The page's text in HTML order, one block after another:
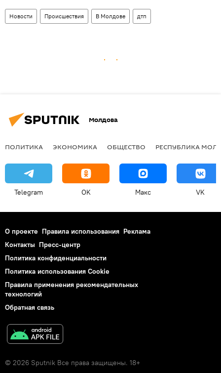
Новости Происшествия В Молдове дтп
Молдова
ПОЛИТИКА ЭКОНОМИКА ОБЩЕСТВО РЕСПУБЛИКА
Telegram OK Макс VK
О проекте Правила использования Реклама
Контакты Пресс-центр
Политика конфиденциальности
Политика использования Cookie
Правила применения рекомендательных
технологий
Обратная связь
© 2026 Sputnik Все права защищены. 18+